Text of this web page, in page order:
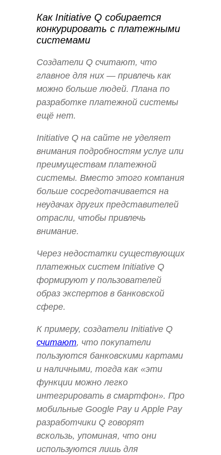
Как Initiative Q собирается
конкурировать с платежными
системами
Создатели Q считают, что
главное для них — привлечь как
можно больше людей. Плана по
разработке платежной системы
ещё нет.
Initiative Q на сайте не уделяет
внимания подробностям услуг или
преимуществам платежной
системы. Вместо этого компания
больше сосредотачивается на
неудачах других представителей
отрасли, чтобы привлечь
внимание.
Через недостатки существующих
платежных систем Initiative Q
формируют у пользователей
образ экспертов в банковской
сфере.
К примеру, создатели Initiative Q
считают, что покупатели
пользуются банковскими картами
и наличными, тогда как «эти
функции можно легко
интегрировать в смартфон». Про
мобильные Google Pay и Apple Pay
разработчики Q говорят
вскользь, упоминая, что они
используются лишь для